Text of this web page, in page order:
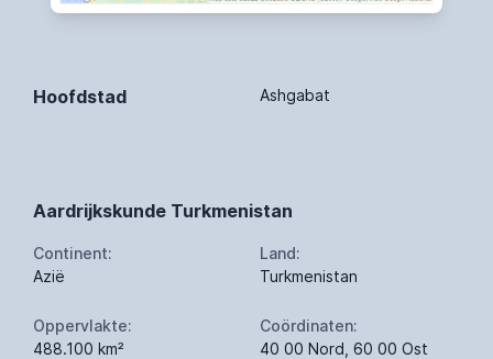
KAART TOONT
Hoofdstad Ashgabat
Aardrijkskunde Turkmenistan
Continent:
Azië
Land:
Turkmenistan
Oppervlakte:
488.100 km²
Coördinaten:
40 00 Nord, 60 00 Ost